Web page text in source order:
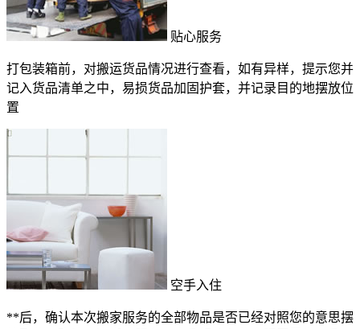
贴心服务
打包装箱前，对搬运货品情况进行查看，如有异样，提示您并
记入货品清单之中，易损货品加固护套，并记录目的地摆放位
置
空手入住
**后，确认本次搬家服务的全部物品是否已经对照您的意思摆